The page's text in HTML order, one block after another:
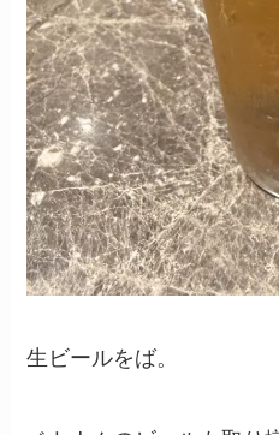
生ビールをば。